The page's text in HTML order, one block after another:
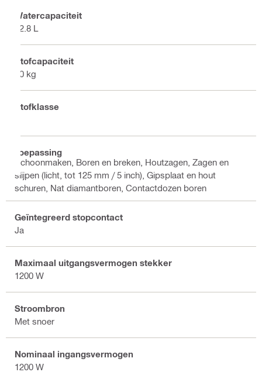
Watercapaciteit
22.8 L
Stofcapaciteit
30 kg
Stofklasse
Toepassing
Schoonmaken, Boren en breken, Houtzagen, Zagen en
slijpen (licht, tot 125 mm / 5 inch), Gipsplaat en hout
schuren, Nat diamantboren, Contactdozen boren
Geïntegreerd stopcontact
Ja
Maximaal uitgangsvermogen stekker
1200 W
Stroombron
Met snoer
Nominaal ingangsvermogen
1200 W